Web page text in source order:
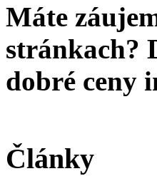
Máte
stránkach?
dobré ceny
Články